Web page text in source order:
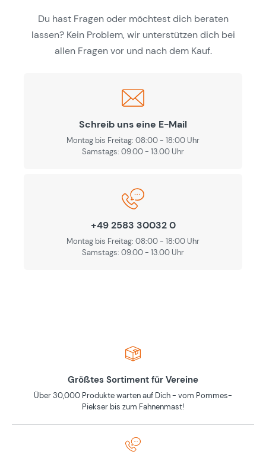
Du hast Fragen oder möchtest dich beraten
lassen? Kein Problem, wir unterstützen dich bei
allen Fragen vor und nach dem Kauf.
Schreib uns eine E-Mail
Montag bis Freitag: 08:00 - 18:00 Uhr
Samstags: 09.00 - 13.00 Uhr
+49 2583 30032 0
Montag bis Freitag: 08:00 - 18:00 Uhr
Samstags: 09.00 - 13.00 Uhr
Größtes Sortiment für Vereine
Über 30,000 Produkte warten auf Dich - vom Pommes-
Piekser bis zum Fahnenmast!